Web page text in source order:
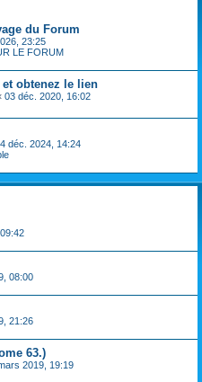
du Forum
23:25
LE FORUM
obtenez le lien
03 déc. 2020, 16:02
déc. 2024, 14:24
08:00
21:26
63.)
2019, 19:19